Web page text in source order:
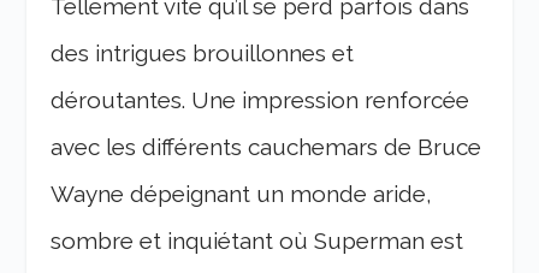
Tellement vite qu’il se perd parfois dans
des intrigues brouillonnes et
déroutantes. Une impression renforcée
avec les différents cauchemars de Bruce
Wayne dépeignant un monde aride,
sombre et inquiétant où Superman est